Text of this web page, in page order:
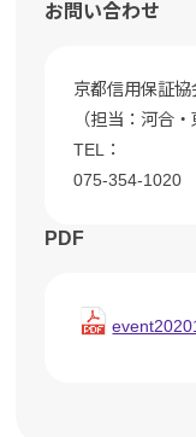
お問い合わせ
京都信用保証
（担当：河合
TEL：
075-354-1020
PDF